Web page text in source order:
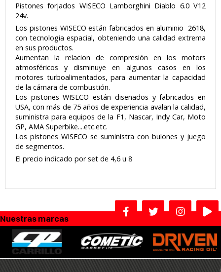
Pistones forjados WISECO Lamborghini Diablo 6.0 V12
24v.
Los pistones WISECO están fabricados en aluminio 2618,
con tecnologia espacial, obteniendo una calidad extrema
en sus productos.
Aumentan la relacion de compresión en los motors
atmosféricos y disminuye en algunos casos en los
motores turboalimentados, para aumentar la capacidad
de la cámara de combustión.
Los pistones WISECO están diseñados y fabricados en
USA, con más de 75 años de experiencia avalan la calidad,
suministra para equipos de la F1, Nascar, Indy Car, Moto
GP, AMA Superbike....etc.etc.
Los pistones WISECO se suministra con bulones y juego
de segmentos.
El precio indicado por set de 4,6 u 8
Nuestras marcas